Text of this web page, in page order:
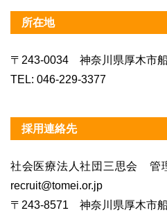
所在地
〒243-0034 神奈川県厚木市
TEL: 046-229-3377
採用連絡先
社会医療法人社団三思会
recruit@tomei.or.jp
〒243-8571 神奈川県厚木市